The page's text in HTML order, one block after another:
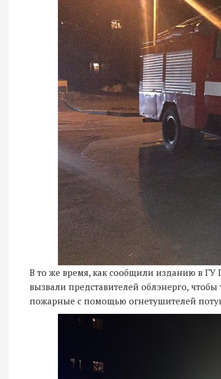
В то же время, как сообщили изданию в
вызвали представителей облэнерго,
пожарные с помощью огнетушителей